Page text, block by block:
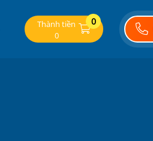
Thành tiền
0
0